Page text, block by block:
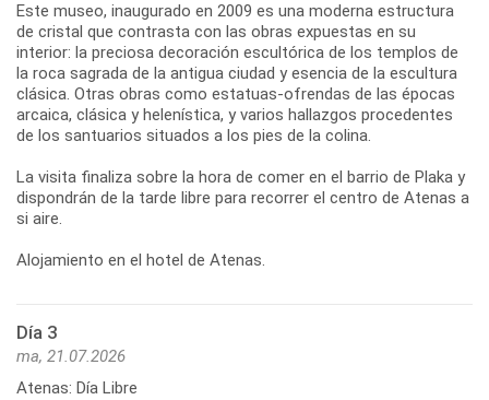
Este museo, inaugurado en 2009 es una moderna estructura
de cristal que contrasta con las obras expuestas en su
interior: la preciosa decoración escultórica de los templos de
la roca sagrada de la antigua ciudad y esencia de la escultura
clásica. Otras obras como estatuas-ofrendas de las épocas
arcaica, clásica y helenística, y varios hallazgos procedentes
de los santuarios situados a los pies de la colina.
La visita finaliza sobre la hora de comer en el barrio de Plaka y
dispondrán de la tarde libre para recorrer el centro de Atenas a
si aire.
Alojamiento en el hotel de Atenas.
Día 3
ma, 21.07.2026
Atenas: Día Libre